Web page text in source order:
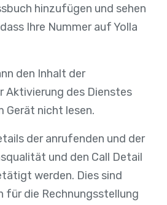
hinzufügen und sehen
Ihre Nummer auf Yolla
den Inhalt der
Aktivierung des Dienstes
Gerät nicht lesen.
der anrufenden und der
und den Call Detail
werden. Dies sind
die Rechnungsstellung